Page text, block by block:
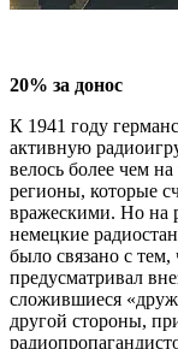
20% за донос
К 1941 году
активную
велось более чем
регионы, которые
вражескими. Но на
немецкие
было связано с
предусматривал
сложившиеся
другой стороны,